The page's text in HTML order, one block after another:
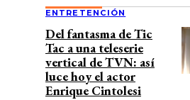
ENTRETENCIÓN
Del fantasma de Tic
Tac a una teleserie
vertical de TVN: así
luce hoy el actor
Enrique Cintolesi